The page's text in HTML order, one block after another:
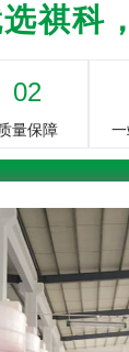
祺科
02
质量保障